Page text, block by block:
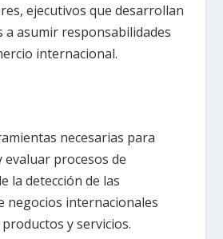
ejecutivos que desarrollan
a asumir responsabilidades
internacional.
necesarias para
evaluar procesos de
la detección de las
negocios internacionales
y servicios.